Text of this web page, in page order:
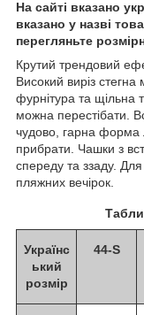
На сайті вказано
вказано у назві
перегляньте
Крутий трендовий
Високий виріз
фурнітура та щільна
можна перестібати.
чудово, гарна форма
прибрати. Чашки з
спереду та ззаду.
пляжних вечірок.
Українс
ький
розмір
44-S